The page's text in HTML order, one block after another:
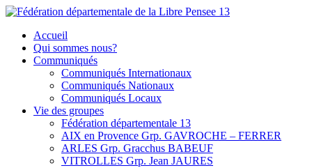
Skip
content
Fédération départementale de la Libre Pensee 13
Membre de la fédération Nationale de la Libre Pensée ni dieu ni
maitre
Accueil
Qui sommes nous?
Communiqués
Communiqués Internationaux
Communiqués Nationaux
Communiqués Locaux
Vie des groupes
Fédération départementale 13
AIX en Provence Grp. GAVROCHE – FERRER
ARLES Grp. Gracchus BABEUF
VITROLLES Grp. Jean JAURES